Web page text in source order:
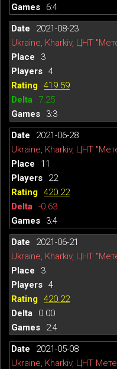
6:4
2021-08-23
Ukraine, Kharkiv, ЦНТ
3
4
419.59
7.25
3:3
2021-06-28
Ukraine, Kharkiv, ЦНТ
11
22
420.22
-0.63
3:4
2021-06-21
Ukraine, Kharkiv, ЦНТ
3
4
420.22
0.00
2:4
2021-05-08
Ukraine, Kharkiv, ЦНТ